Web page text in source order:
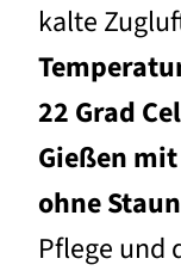
kalte
22 Grad
Gießen
ohne
Pflege und